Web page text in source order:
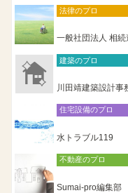
法律のプロ
一般社団法人 相
建築のプロ
川田靖建築設計事
住宅設備のプロ
水トラブル119
不動産のプロ
Sumai-pro編集部